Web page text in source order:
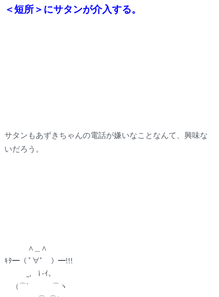
＜短所＞にサタンが介入する。
サタンもあずきちゃんの電話が嫌いなことなんて、興味な
いだろう。
∧＿∧
ｷﾀ━（ ﾟ∀ﾟ ）━!!!
_, i -ｲ、
（⌒` ⌒ヽ